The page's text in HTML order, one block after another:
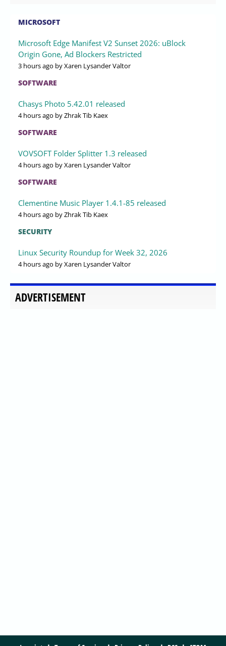
MICROSOFT
Microsoft Edge Manifest V2 Sunset 2026: uBlock
Origin Gone, Ad Blockers Restricted
3 hours ago by Xaren Lysander Valtor
SOFTWARE
Chasys Photo 5.42.01 released
4 hours ago by Zhrak Tib Kaex
SOFTWARE
VOVSOFT Folder Splitter 1.3 released
4 hours ago by Xaren Lysander Valtor
SOFTWARE
Clementine Music Player 1.4.1-85 released
4 hours ago by Zhrak Tib Kaex
SECURITY
Linux Security Roundup for Week 32, 2026
4 hours ago by Xaren Lysander Valtor
ADVERTISEMENT